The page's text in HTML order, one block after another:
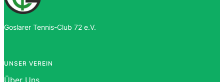
Goslarer Tennis-Club 72 e.V.
UNSER VEREIN
Über Uns